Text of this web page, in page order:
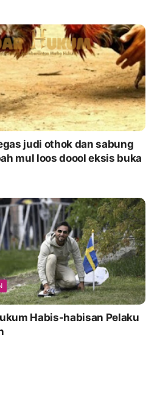
judi othok dan sabung
mul loos doool eksis buka
Habis-habisan Pelaku